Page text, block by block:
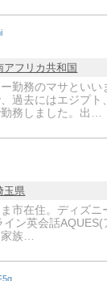
アフリカ共和国
勤務のマサといい
過去にはエジプト
務しました。出…
玉県
市在住。ディズニ
イン英会話AQUES(
族…